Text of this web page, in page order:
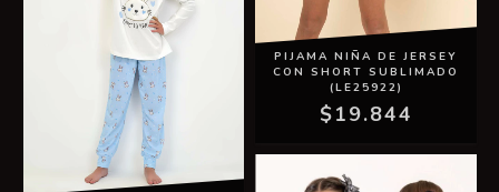
PIJAMA NIÑA DE JERSEY
CON SHORT SUBLIMADO
(LE25922)
$19.844